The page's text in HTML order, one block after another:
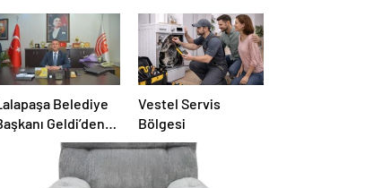
Belediye
Geldi’den
klima yanıtı!
Vestel Servis
Bölgesi